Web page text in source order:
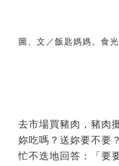
圖、文／飯匙媽媽。食
去市場買豬肉，豬肉
妳吃嗎？送妳要不要
忙不迭地回答：「要